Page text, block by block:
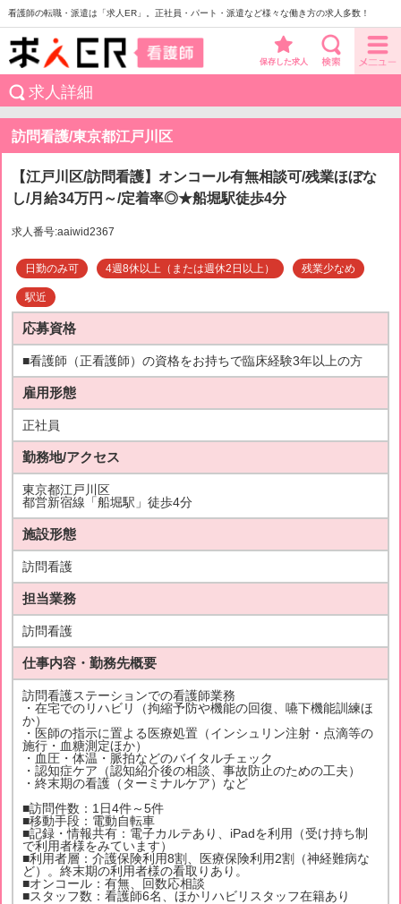
看護師の転職・派遣は「求人ER」。正社員・パート・派遣など様々な働き方の求人多数！
保存した求人
求人詳細
訪問看護/東京都江戸川区
【江戸川区/訪問看護】オンコール有無相談可/残業ほぼな
し/月給34万円～/定着率◎★船堀駅徒歩4分
求人番号:aaiwid2367
日勤のみ可 4週8休以上（または週休2日以上） 残業少なめ
駅近
応募資格
■看護師（正看護師）の資格をお持ちで臨床経験3年以上の方
雇用形態
正社員
勤務地/アクセス
東京都江戸川区
都営新宿線「船堀駅」徒歩4分
施設形態
訪問看護
担当業務
訪問看護
仕事内容・勤務先概要
訪問看護ステーションでの看護師業務
・在宅でのリハビリ（拘縮予防や機能の回復、嚥下機能訓練ほ
か）
・医師の指示に置よる医療処置（インシュリン注射・点滴等の
施行・血糖測定ほか）
・血圧・体温・脈拍などのバイタルチェック
・認知症ケア（認知紹介後の相談、事故防止のための工夫）
・終末期の看護（ターミナルケア）など
■訪問件数：1日4件～5件
■移動手段：電動自転車
■記録・情報共有：電子カルテあり、iPadを利用（受け持ち制
で利用者様をみています）
■利用者層：介護保険利用8割、医療保険利用2割（神経難病な
ど）。終末期の利用者様の看取りあり。
■オンコール：有無、回数応相談
■スタッフ数：看護師6名、ほかリハビリスタッフ在籍あり